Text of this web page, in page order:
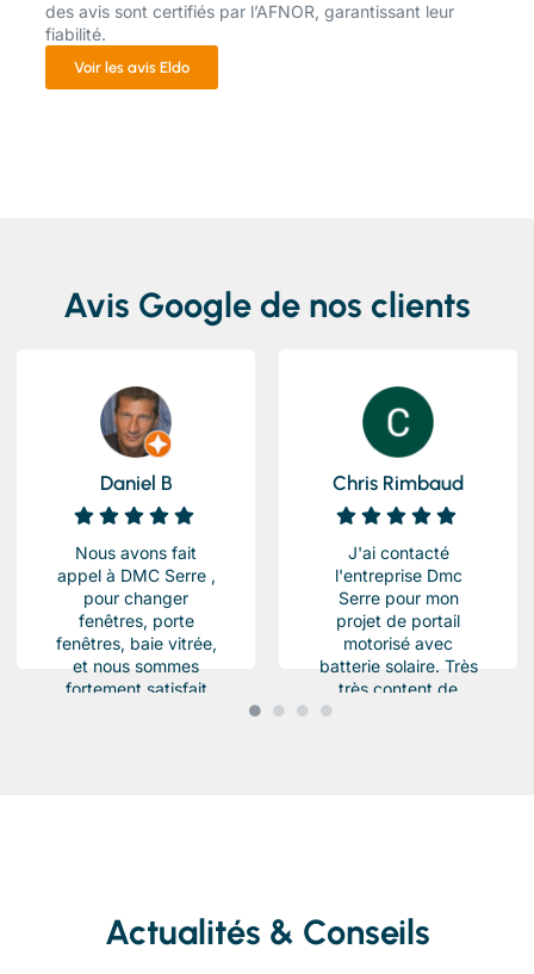
des avis sont certifiés par l’AFNOR, garantissant leur
fiabilité.
Voir les avis Eldo
Avis Google de nos clients
Daniel B
Nous avons fait
appel à DMC Serre ,
pour changer
fenêtres, porte
fenêtres, baie vitrée,
et nous sommes
fortement satisfait
Chris Rimbaud
J'ai contacté
l'entreprise Dmc
Serre pour mon
projet de portail
motorisé avec
batterie solaire. Très
très content de
l'équipe Beau travail
Actualités & Conseils